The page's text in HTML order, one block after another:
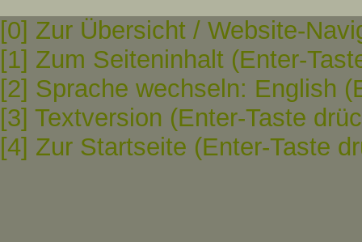
[0] Zur Übersicht / Website-
[1] Zum Seiteninhalt (Enter-
[2] Sprache wechseln: English
[3] Textversion (Enter-Taste
[4] Zur Startseite (Enter-Taste